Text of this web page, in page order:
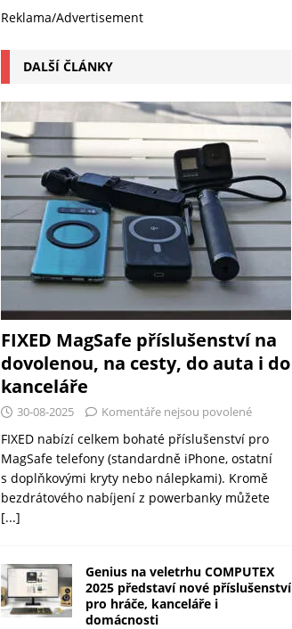
Reklama/Advertisement
DALŠÍ ČLÁNKY
FIXED MagSafe příslušenství na
dovolenou, na cesty, do auta i do
kanceláře
30-08-2025 Komentáře nejsou povolené
FIXED nabízí celkem bohaté příslušenství pro
MagSafe telefony (standardně iPhone, ostatní
s doplňkovými kryty nebo nálepkami). Kromě
bezdrátového nabíjení z powerbanky můžete
[...]
Genius na veletrhu COMPUTEX
2025 představí nové příslušenství
pro hráče, kanceláře i
domácnosti